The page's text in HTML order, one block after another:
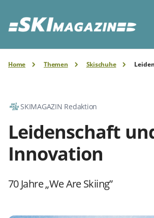
Home Themen Skischuhe
SKIMAGAZIN Redaktion
Leidenschaft
Innovation
70 Jahre „We Are Skiing”